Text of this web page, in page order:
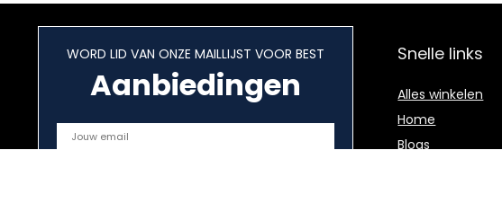
WORD LID VAN ONZE MAILLIJST VOOR BEST
Aanbiedingen
Snelle links
Alles winkelen
Home
Blogs